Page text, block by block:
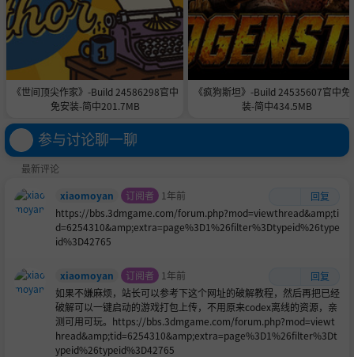
《世间顶尖作家》-Build 24586298官中
免安装-简中201.7MB
《疯狗斯坦》-Build 24535607官中免
装-简中434.5MB
参与讨论聊一聊
最新评论
xiaomoyan
订阅者 1年前
回复
https://bbs.3dmgame.com/forum.php?mod=viewthread&amp;ti
d=6254310&amp;extra=page%3D1%26filter%3Dtypeid%26type
id%3D42765
xiaomoyan 订阅者 1年前
回复
如果不嫌麻烦，站长可以参考下这个网址的破解教程，然后再把已经
破解可以一键启动的游戏打包上传，不用原来codex离线的资源，亲
测可用可玩。https://bbs.3dmgame.com/forum.php?mod=viewt
hread&amp;tid=6254310&amp;extra=page%3D1%26filter%3Dt
ypeid%26typeid%3D42765